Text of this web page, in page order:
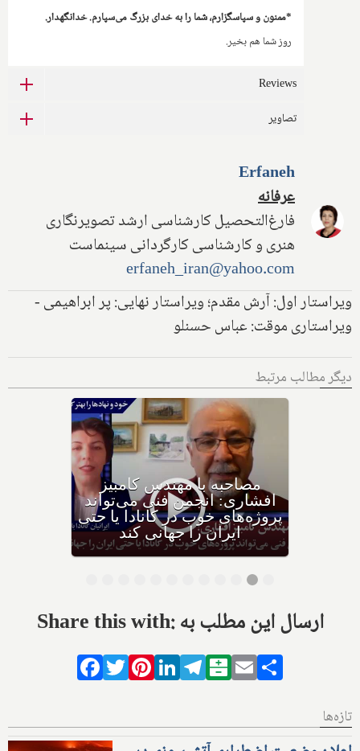
*ممنون و سپاسگزارم، شما را به خدای بزرگ می‌سپارم. خدانگهدار.
روز شما هم بخیر.
Reviews
تصاویر
Erfaneh
عرفانه
فارغ‌التحصیل کارشناسی ارشد تصویرنگاری
هنری و کارشناسی کارگردانی سینماست
erfaneh_iran@yahoo.com
ویراستار اول: آرش مقدم؛ ویراستار نهایی: پر ابراهیمی -
ویراستاری موقت: عباس حسنلو
دیگر مطالب مرتبط
مهشید مهاجر: بیشتر کمک‌های
ساخت ۹ مدرسه را از کانادا
تامین کردیم
Share this with: ارسال این مطلب به
Facebook
TwitterPinterestLinkedIn
Telegram
Balatarin
Email
تازه‌ها